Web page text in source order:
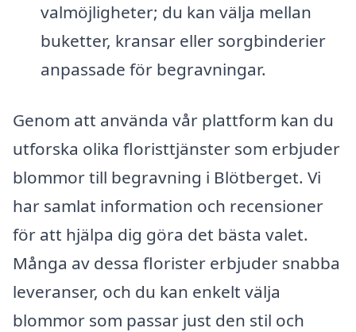
valmöjligheter; du kan välja mellan
buketter, kransar eller sorgbinderier
anpassade för begravningar.
Genom att använda vår plattform kan du
utforska olika floristtjänster som erbjuder
blommor till begravning i Blötberget. Vi
har samlat information och recensioner
för att hjälpa dig göra det bästa valet.
Många av dessa florister erbjuder snabba
leveranser, och du kan enkelt välja
blommor som passar just den stil och